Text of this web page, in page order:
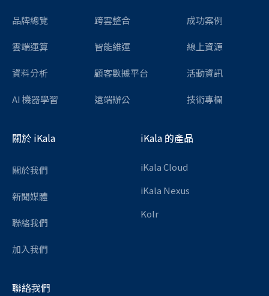
品牌總覽
雲端運算
資料分析
AI 機器學習
跨雲整合
智能維運
顧客數據平台
遠端辦公
成功案例
線上資源
活動資訊
技術專欄
關於 iKala
關於我們
新聞媒體
聯絡我們
加入我們
iKala 的產品
iKala Cloud
iKala Nexus
Kolr
聯絡我們